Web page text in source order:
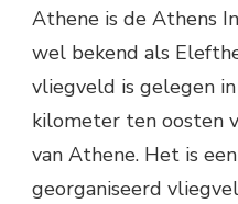
Athene is de Athens
wel bekend als
vliegveld is gelegen
kilometer ten oosten
van Athene. Het is
georganiseerd